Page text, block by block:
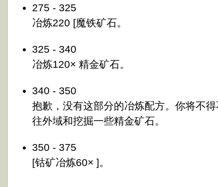
275 - 325
冶炼220 [魔铁矿石。
325 - 340
冶炼120× 精金矿石。
340 - 350
抱歉，没有这部分的冶炼配方。你将不
往外域和挖掘一些精金矿石。
350 - 375
[钴矿冶炼60× ]。